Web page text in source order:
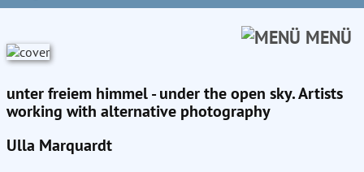
MENÜ
unter freiem himmel - under the open sky. Artists
working with alternative photography
Ulla Marquardt